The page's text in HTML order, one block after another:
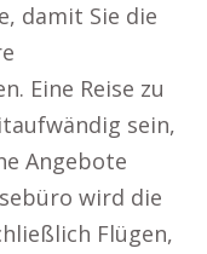
damit Sie die
Eine Reise zu
sein,
Angebote
wird die
Flügen,